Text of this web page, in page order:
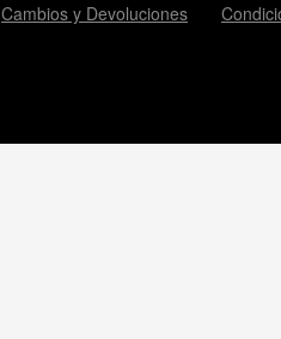
Cambios y Devoluciones